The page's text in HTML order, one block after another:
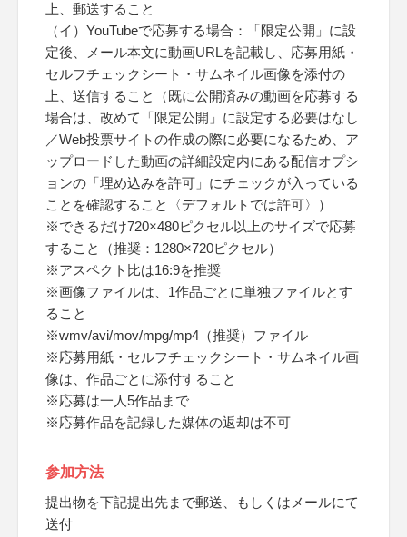
上、郵送すること
（イ）YouTubeで応募する場合：「限定公開」に設
定後、メール本文に動画URLを記載し、応募用紙・
セルフチェックシート・サムネイル画像を添付の
上、送信すること（既に公開済みの動画を応募する
場合は、改めて「限定公開」に設定する必要はなし
／Web投票サイトの作成の際に必要になるため、ア
ップロードした動画の詳細設定内にある配信オプシ
ョンの「埋め込みを許可」にチェックが入っている
ことを確認すること〈デフォルトでは許可〉）
※できるだけ720×480ピクセル以上のサイズで応募
すること（推奨：1280×720ピクセル）
※アスペクト比は16:9を推奨
※画像ファイルは、1作品ごとに単独ファイルとす
ること
※wmv/avi/mov/mpg/mp4（推奨）ファイル
※応募用紙・セルフチェックシート・サムネイル画
像は、作品ごとに添付すること
※応募は一人5作品まで
※応募作品を記録した媒体の返却は不可
参加方法
提出物を下記提出先まで郵送、もしくはメールにて
送付